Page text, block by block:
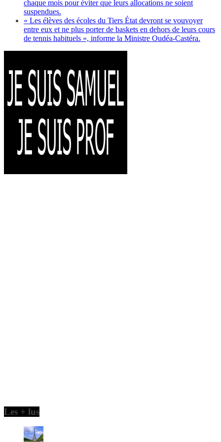
chaque mois pour éviter que leurs allocations ne soient
suspendues.
« Les élèves des écoles du Tiers État devront se vouvoyer
entre eux et ne plus porter de baskets en dehors de leurs cours
de tennis habituels », informe la Ministre Oudéa-Castéra.
Les + lus